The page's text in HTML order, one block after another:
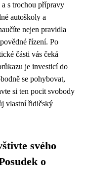
s trochou přípravy
autoškoly a
nejen pravidla
řízení. Po
části vás čeká
je investicí do
se pohybovat,
si ten pocit svobody
vlastní řidičský
svého
o